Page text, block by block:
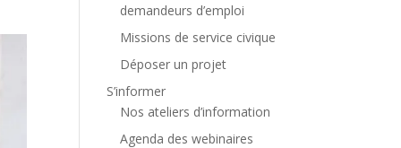
demandeurs d’emploi
Missions de service civique
Déposer un projet
S’informer
Nos ateliers d’information
Agenda des webinaires